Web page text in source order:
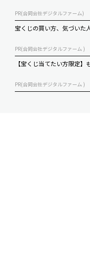
PR(合同会社デジタルファーム)
宝くじの買い方、気づいた
PR(合同会社デジタルファーム )
【宝くじ当てたい方限定
PR(合同会社デジタルファーム )